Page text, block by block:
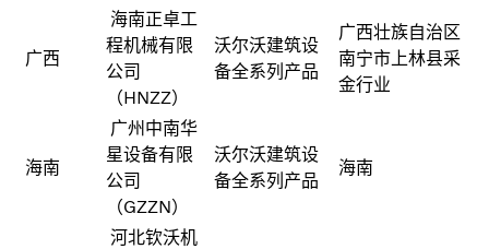
广西
海南正卓工
程机械有限
公司
（HNZZ）
沃尔沃建筑设
备全系列产品
广西壮族自治区
南宁市上林县采
金行业
海南
广州中南华
星设备有限
公司
（GZZN）
沃尔沃建筑设
备全系列产品
海南
河北钦沃机